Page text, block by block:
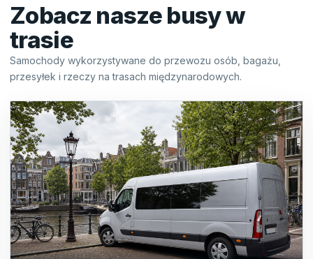
Zobacz nasze busy w
trasie
Samochody wykorzystywane do przewozu osób, bagażu,
przesyłek i rzeczy na trasach międzynarodowych.